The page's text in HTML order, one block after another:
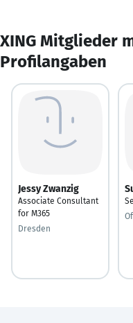
XING Mitglieder
Profilangaben
Jessy Zwanzig
Associate Consultant
for M365
Dresden